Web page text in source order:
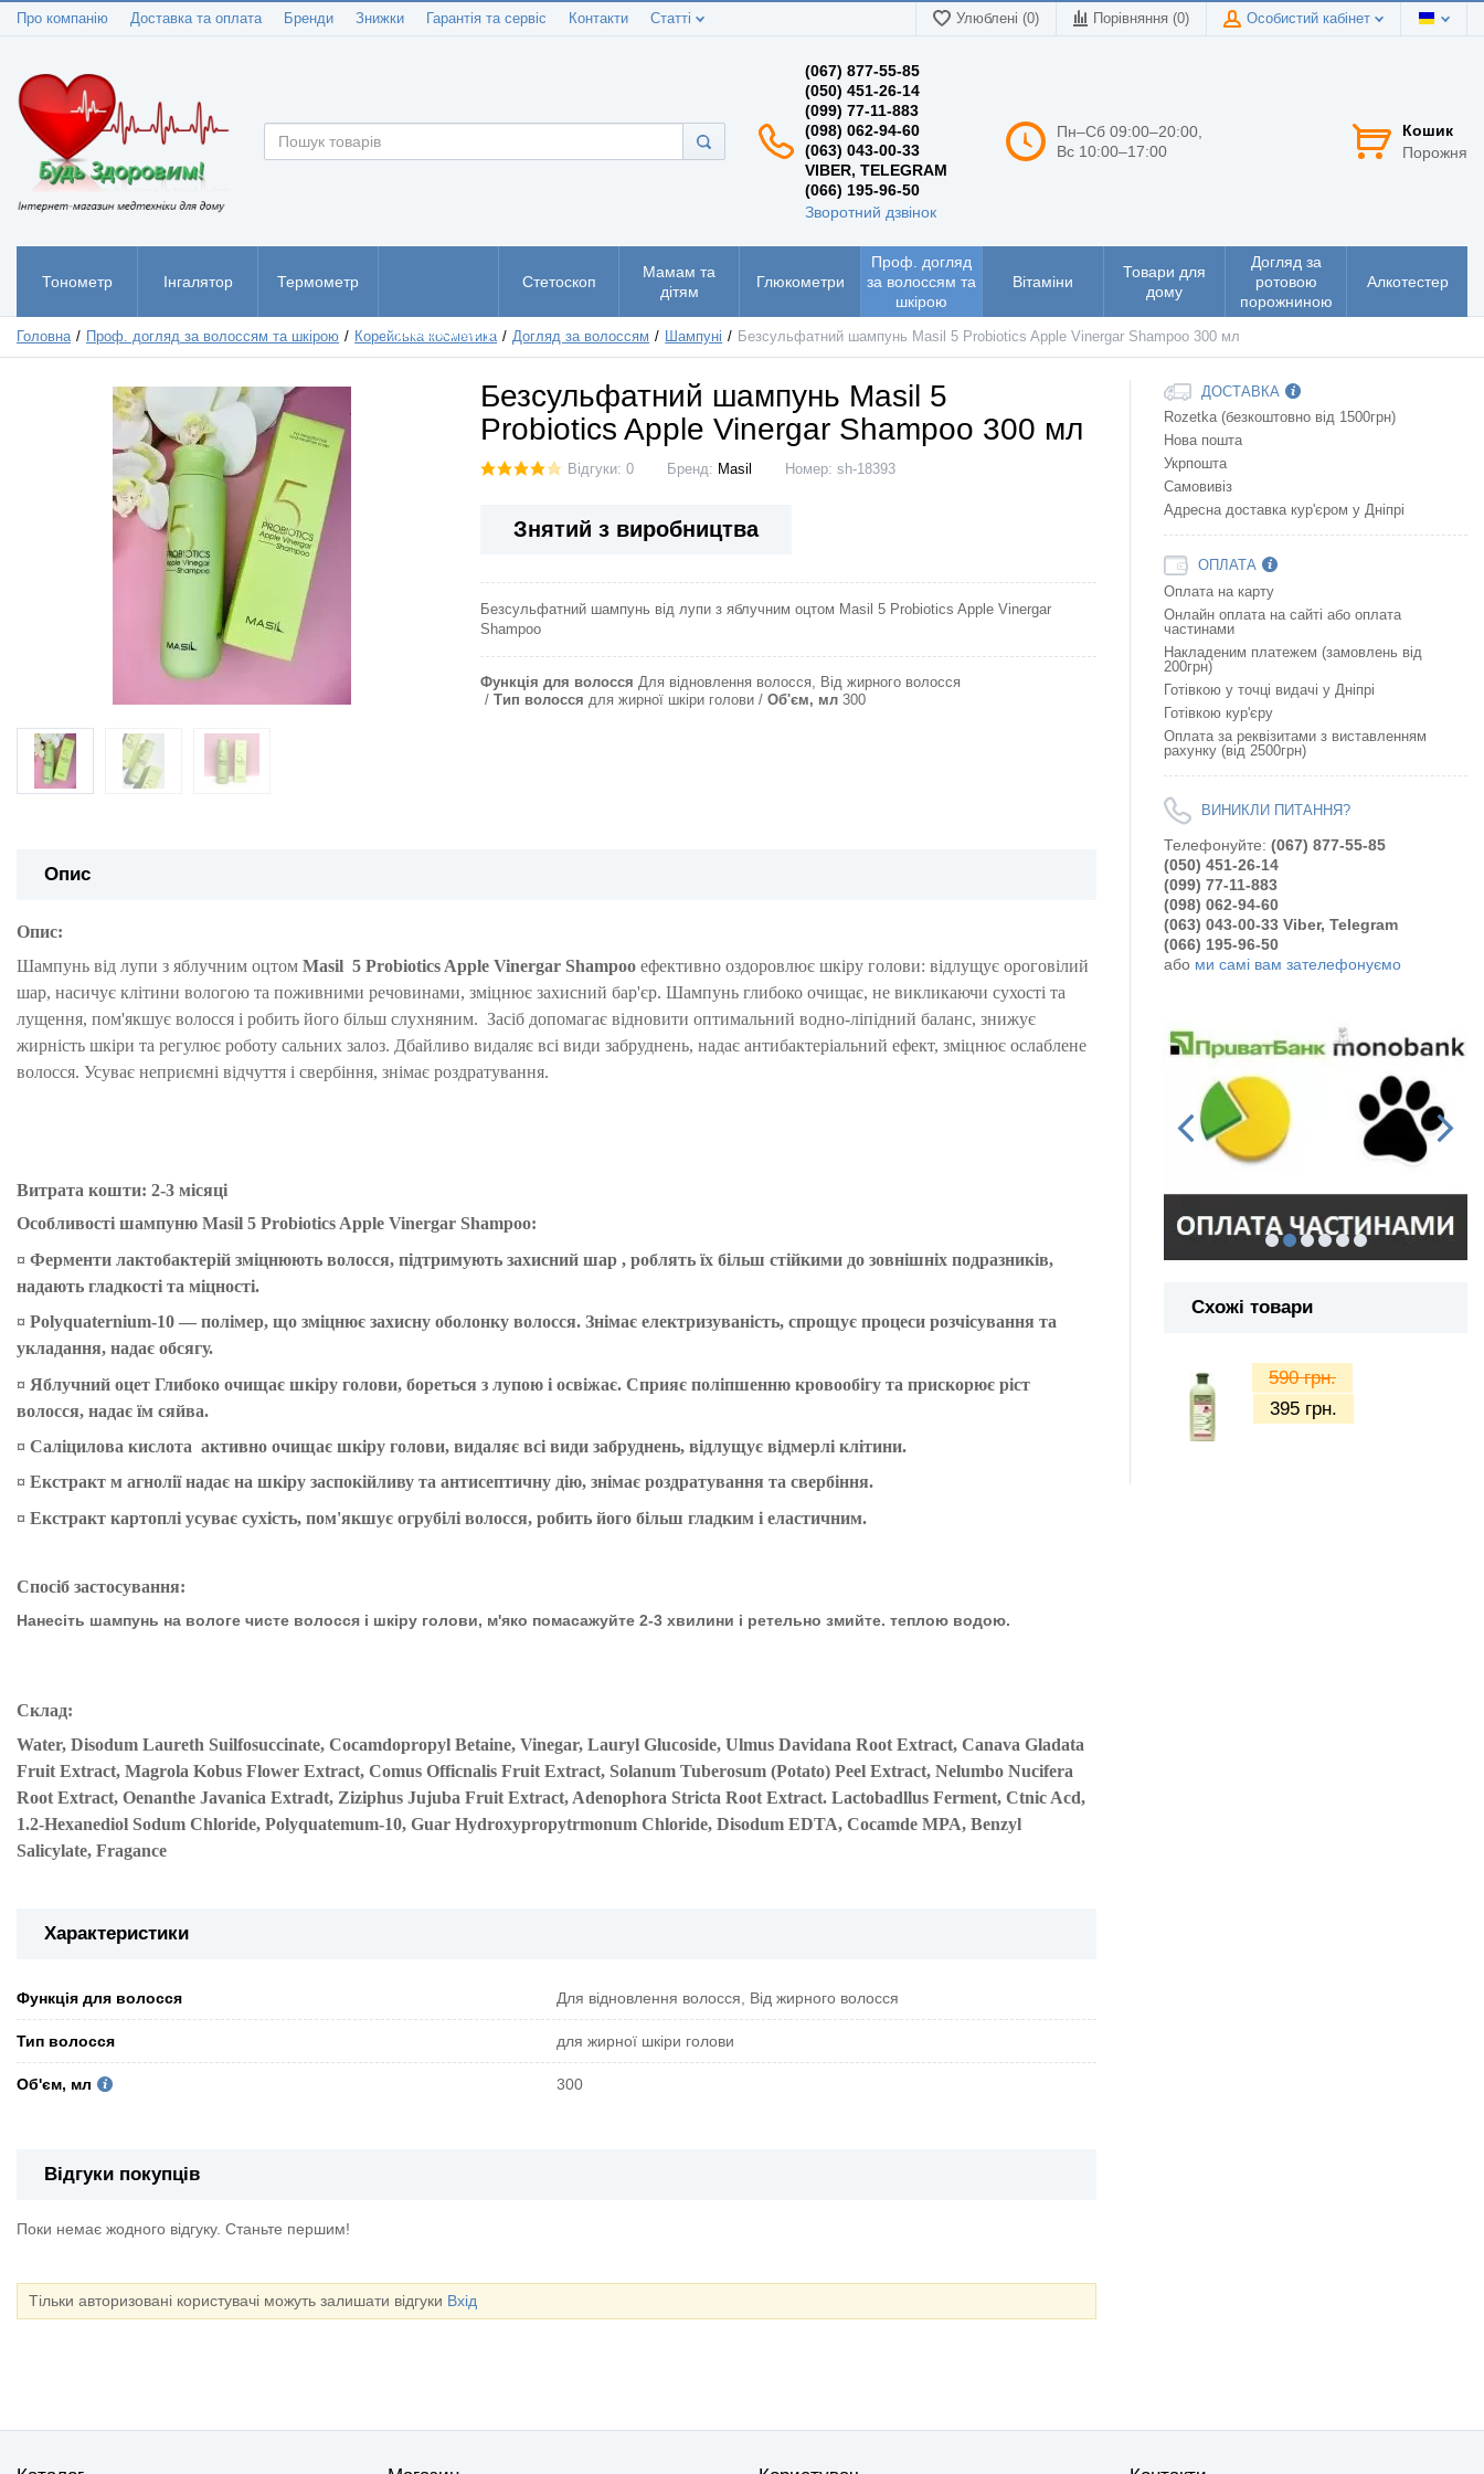
Про компанію Доставка та оплата Бренди Знижки Гарантія та сервіс Контакти Статті Улюблені (0) Порівняння (0) Особистий кабінет
(067) 877-55-85
(050) 451-26-14
(099) 77-11-883
(098) 062-94-60
(063) 043-00-33
VIBER, TELEGRAM
(066) 195-96-50
Зворотний дзвінок
Пн–Сб 09:00–20:00,
Вс 10:00–17:00
Кошик
Порожня
Тонометр Інгалятор Термометр
Пульсоксиметр
Стетоскоп
Мамам та
дітям
Глюкометри
Проф. догляд
за волоссям та
шкірою
Вітаміни
Товари для
дому
Догляд за
ротовою
порожниною
Алкотестер
Головна Проф. догляд за волоссям та шкірою Корейська косметика Догляд за волоссям Шампуні Безсульфатний шампунь Masil 5 Probiotics Apple Vinergar Shampoо 300 мл
Безсульфатний шампунь Masil 5
Probiotics Apple Vinergar Shampoо 300 мл
Відгуки: 0 Бренд: Masil Номер: sh-18393
Знятий з виробництва
Безсульфатний шампунь від лупи з яблучним оцтом Masil 5 Probiotics Apple Vinergar
Shampoо
Функція для волосся Для відновлення волосся, Від жирного волосся
Тип волосся для жирної шкіри голови Об'єм, мл 300
Опис
Опис:
Шампунь від лупи з яблучним оцтом Masil 5 Probiotics Apple Vinergar Shampoo ефективно оздоровлює шкіру голови: відлущує ороговілий
шар, насичує клітини вологою та поживними речовинами, зміцнює захисний бар'єр. Шампунь глибоко очищає, не викликаючи сухості та
лущення, пом'якшує волосся і робить його більш слухняним. Засіб допомагає відновити оптимальний водно-ліпідний баланс, знижує
жирність шкіри та регулює роботу сальних залоз. Дбайливо видаляє всі види забруднень, надає антибактеріальний ефект, зміцнює ослаблене
волосся. Усуває неприємні відчуття і свербіння, знімає роздратування.
Витрата кошти: 2-3 місяці
Особливості шампуню Masil 5 Probiotics Apple Vinergar Shampoо:
¤ Ферменти лактобактерій зміцнюють волосся, підтримують захисний шар , роблять їх більш стійкими до зовнішніх подразників,
надають гладкості та міцності.
¤ Polyquaternium-10 — полімер, що зміцнює захисну оболонку волосся. Знімає електризуваність, спрощує процеси розчісування та
укладання, надає обсягу.
¤ Яблучний оцет Глибоко очищає шкіру голови, бореться з лупою і освіжає. Сприяє поліпшенню кровообігу та прискорює ріст
волосся, надає їм сяйва.
¤ Саліцилова кислота активно очищає шкіру голови, видаляє всі види забруднень, відлущує відмерлі клітини.
¤ Екстракт м агноліїнадає на шкіру заспокійливу та антисептичну дію, знімає роздратування та свербіння.
¤ Екстракт картоплі усуває сухість, пом'якшує огрубілі волосся, робить його більш гладким і еластичним.
Спосіб застосування:
Нанесіть шампунь на вологе чисте волосся і шкіру голови, м'яко помасажуйте 2-3 хвилини і ретельно змийте. теплою водою.
Склад:
Water, Disodum Laureth Suilfosuccinate, Cocamdopropyl Betaine, Vinegar, Lauryl Glucoside, Ulmus Davidana Root Extract, Canava Gladata
Fruit Extract, Magrola Kobus Flower Extract, Comus Officnalis Fruit Extract, Solanum Tuberosum (Potato) Peel Extract, Nelumbo Nucifera
Root Extract, Oenanthe Javanica Extradt, Ziziphus Jujuba Fruit Extract, Adenophora Stricta Root Extract. Lactobadllus Ferment, Ctnic Acd,
1.2-Hexanediol Sodum Chloride, Polyquatemum-10, Guar Hydroxypropytrmonum Chloride, Disodum EDTA, Cocamde MPA, Benzyl
Salicylate, Fragance
Характеристики
Функція для волосся Для відновлення волосся, Від жирного волосся
Тип волосся для жирної шкіри голови
Об'єм, мл 300
Відгуки покупців
Поки немає жодного відгуку. Станьте першим!
Тільки авторизовані користувачі можуть залишати відгуки Вхід
ДОСТАВКА
Rozetka (безкоштовно від 1500грн)
Нова пошта
Укрпошта
Самовивіз
Адресна доставка кур'єром у Дніпрі
ОПЛАТА
Оплата на карту
Онлайн оплата на сайтi або оплата
частинами
Накладеним платежем (замовлень від
200грн)
Готівкою у точці видачі у Дніпрі
Готівкою кур'єру
Оплата за реквізитами з виставленням
рахунку (від 2500грн)
ВИНИКЛИ ПИТАННЯ?
Телефонуйте: (067) 877-55-85
(050) 451-26-14
(099) 77-11-883
(098) 062-94-60
(063) 043-00-33 Viber, Telegram
(066) 195-96-50
або ми самі вам зателефонуємо
Схожі товари
590грн.
395 грн.